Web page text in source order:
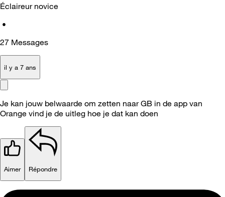
Éclaireur novice
•
27 Messages
il y a 7 ans
Je kan jouw belwaarde om zetten naar GB in de app van
Orange vind je de uitleg hoe je dat kan doen
Aimer Répondre